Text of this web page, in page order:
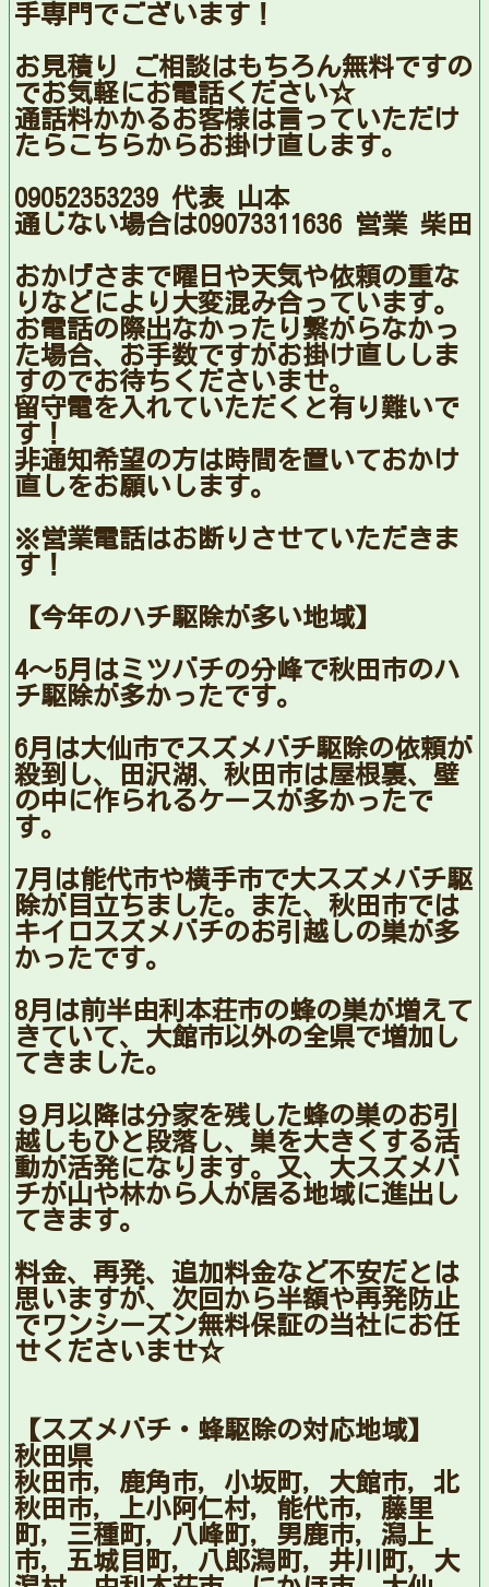
手専門でございます！
お見積り ご相談はもちろん無料ですの
でお気軽にお電話ください☆
通話料かかるお客様は言っていただけ
たらこちらからお掛け直します。
09052353239 代表 山本
通じない場合は09073311636 営業 柴田
おかげさまで曜日や天気や依頼の重な
りなどにより大変混み合っています。
お電話の際出なかったり繋がらなかっ
た場合、お手数ですがお掛け直ししま
すのでお待ちくださいませ。
留守電を入れていただくと有り難いで
す！
非通知希望の方は時間を置いておかけ
直しをお願いします。
※営業電話はお断りさせていただきま
す！
【今年のハチ駆除が多い地域】
4〜5月はミツバチの分峰で秋田市のハ
チ駆除が多かったです。
6月は大仙市でスズメバチ駆除の依頼が
殺到し、田沢湖、秋田市は屋根裏、壁
の中に作られるケースが多かったで
す。
7月は能代市や横手市で大スズメバチ駆
除が目立ちました。また、秋田市では
キイロスズメバチのお引越しの巣が多
かったです。
8月は前半由利本荘市の蜂の巣が増えて
きていて、大館市以外の全県で増加し
てきました。
９月以降は分家を残した蜂の巣のお引
越しもひと段落し、巣を大きくする活
動が活発になります。又、大スズメバ
チが山や林から人が居る地域に進出し
てきます。
料金、再発、追加料金など不安だとは
思いますが、次回から半額や再発防止
でワンシーズン無料保証の当社にお任
せくださいませ☆
【スズメバチ・蜂駆除の対応地域】
秋田県
秋田市，鹿角市，小坂町，大館市，北
秋田市，上小阿仁村，能代市，藤里
町，三種町，八峰町，男鹿市，潟上
市，五城目町，八郎潟町，井川町，大